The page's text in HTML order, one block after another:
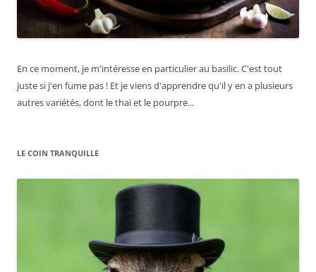
En ce moment, je m'intéresse en particulier au basilic. C'est tout
juste si j'en fume pas ! Et je viens d'apprendre qu'il y en a plusieurs
autres variétés, dont le thaï et le pourpre...
LE COIN TRANQUILLE